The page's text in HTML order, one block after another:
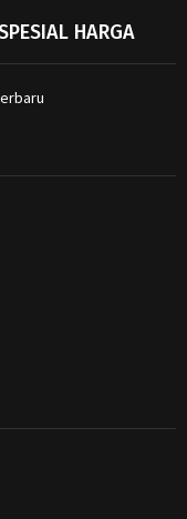
HARGA